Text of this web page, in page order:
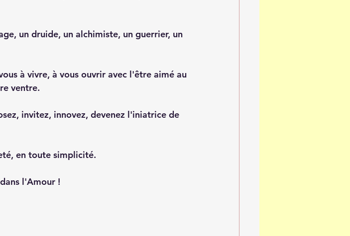
un druide, un alchimiste, un guerrier, un
à vivre, à vous ouvrir avec l'être aimé au
ventre.
invitez, innovez, devenez l'iniatrice de
en toute simplicité.
l'Amour !